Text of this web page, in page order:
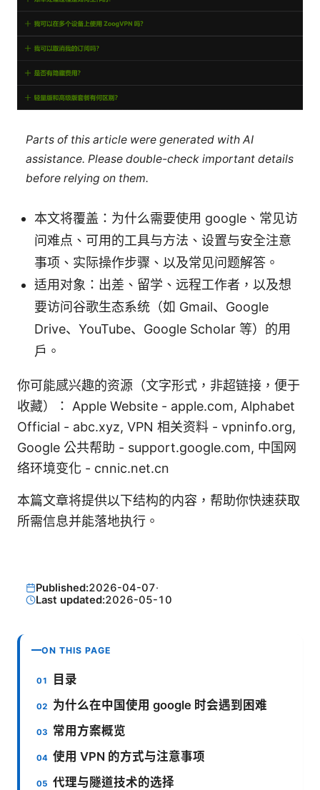
Parts of this article were generated with AI
assistance. Please double-check important details
before relying on them.
本文将覆盖：为什么需要使用 google、常见访
问难点、可用的工具与方法、设置与安全注意
事项、实际操作步骤、以及常见问题解答。
适用对象：出差、留学、远程工作者，以及想
要访问谷歌生态系统（如 Gmail、Google
Drive、YouTube、Google Scholar 等）的用
户。
你可能感兴趣的资源（文字形式，非超链接，便于
收藏）： Apple Website - apple.com, Alphabet
Official - abc.xyz, VPN 相关资料 - vpninfo.org,
Google 公共帮助 - support.google.com, 中国网
络环境变化 - cnnic.net.cn
本篇文章将提供以下结构的内容，帮助你快速获取
所需信息并能落地执行。
Published:2026-04-07·
Last updated:2026-05-10
ON THIS PAGE
目录
为什么在中国使用 google 时会遇到困难
常用方案概览
使用 VPN 的方式与注意事项
代理与隧道技术的选择